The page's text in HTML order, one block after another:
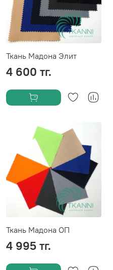
Ткань Мадона Элит
4 600 тг.
Ткань Мадона ОП
4 995 тг.